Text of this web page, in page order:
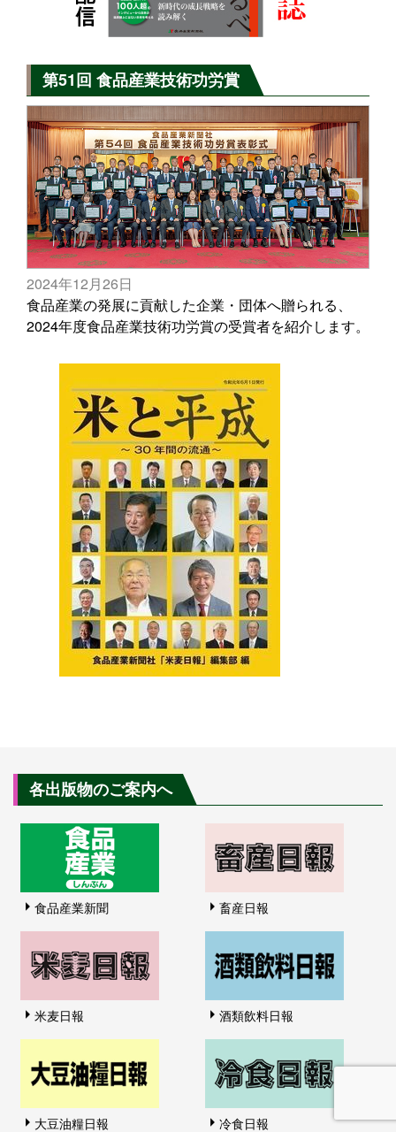
第51回 食品産業技術功労賞
2024年12月26日
食品産業の発展に貢献した企業・団体へ贈られる、
2024年度食品産業技術功労賞の受賞者を紹介します。
各出版物のご案内へ
食品産業新聞 畜産日報
米麦日報 酒類飲料日報
大豆油糧日報 冷食日報